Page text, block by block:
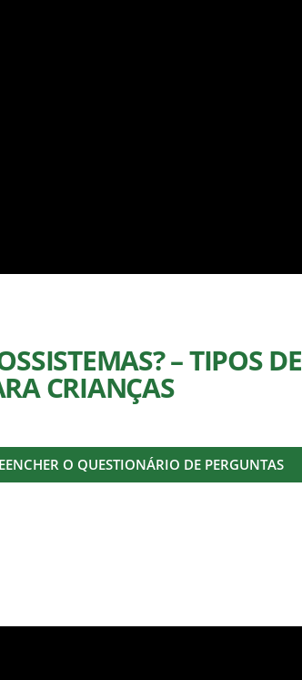
– TIPOS DE
CRIANÇAS
O QUESTIONÁRIO DE PERGUNTAS